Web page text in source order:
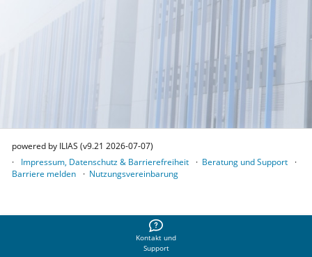
Kontakt und
Support
powered by ILIAS (v9.21 2026-07-07)
Impressum, Datenschutz & Barrierefreiheit
Beratung und Support
Barriere melden
Nutzungsvereinbarung